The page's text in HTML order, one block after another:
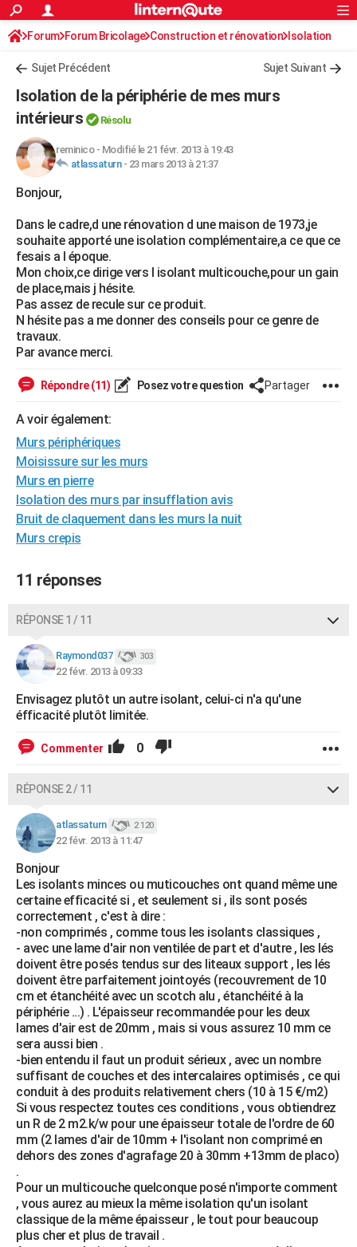
ACTUALITÉS
Politique
Société
Faits Divers
Education
Monde
Villes
+
Programme TV
TNTStreaming
Cinéma
Sorties cinéma
Musique
+FINANCE
Retraite
Impôts
Epargne
Immobilier
Risques naturels par ville
Banque
Assurance
Crédit
AUTO
Essais
Réserver un essai
Citadines
Berlines
SUV
Forum auto
HIGH-TECH
Forum
Aménagement intérieur
Extérieur
Cuisine
Salle de bains
Jardinage
Rangement
WEEK-END
Guides de France
Escapades
Patrimoine
Expositions
Musées
Week-end nature
+LIFESTYLE
Art de vivre
Bien-être
Loisirs
Mode
Modes de vie
SANTE
Alimentation
Guide de la santé
Maladies
Médicaments
Sommeil
VOYAGE
PHOTO
BONS PLANS
CARTE DE VOEUX
Carte de Noël
Carte Bonne année
Carte Saint-Valentin
Carte Pâques
Carte d'anniversaire
DICTIONNAIRE
Dictionnaire
Biographies
Citations
Expressions
Proverbes
PROGRAMME TV
Bricolage
Lifestyle
Culture
Sport
Auto
Television
Voyage
Cinema
Rechercher
S'inscrire
Connexion
Forum Forum Bricolage Construction et rénovation Isolation
Sujet Précédent Sujet Suivant
Isolation de la périphérie de mes murs
intérieurs
Résolu
reminico- Modifié le 21 févr. 2013 à 19:43
atlassaturn- 23 mars 2013 à 21:37
Bonjour,
Dans le cadre,d une rénovation d une maison de 1973,je
souhaite apporté une isolation complémentaire,a ce que ce
fesais a l époque.
Mon choix,ce dirige vers l isolant multicouche,pour un gain
de place,mais j hésite.
Pas assez de recule sur ce produit.
N hésite pas a me donner des conseils pour ce genre de
travaux.
Par avance merci.
Répondre (11) Posez votre question Partager
A voir également:
Murs périphériques
Moisissure sur les murs
Murs en pierre
Isolation des murs par insufflation avis
Bruit de claquement dans les murs la nuit
Murs crepis
11 réponses
RÉPONSE 1 / 11
Raymond037 303
22 févr. 2013 à 09:33
Envisagez plutôt un autre isolant, celui-ci n'a qu'une
éfficacité plutôt limitée.
Commenter 0
RÉPONSE 2 / 11
atlassaturn 2 120
22 févr. 2013 à 11:47
Bonjour
Les isolants minces ou muticouches ont quand même une
certaine efficacité si , et seulement si , ils sont posés
correctement , c'est à dire :
-non comprimés , comme tous les isolants classiques ,
- avec une lame d'air non ventilée de part et d'autre , les lés
doivent être posés tendus sur des liteaux support , les lés
doivent être parfaitement jointoyés (recouvrement de 10
cm et étanchéité avec un scotch alu , étanchéité à la
périphérie ...) . L'épaisseur recommandée pour les deux
lames d'air est de 20mm , mais si vous assurez 10 mm ce
sera aussi bien .
-bien entendu il faut un produit sérieux , avec un nombre
suffisant de couches et des intercalaires optimisés , ce qui
conduit à des produits relativement chers (10 à 15 €/m2)
Si vous respectez toutes ces conditions , vous obtiendrez
un R de 2 m2.k/w pour une épaisseur totale de l'ordre de 60
mm (2 lames d'air de 10mm + l'isolant non comprimé en
dehors des zones d'agrafage 20 à 30mm +13mm de placo)
.
Pour un multicouche quelconque posé n'importe comment
, vous aurez au mieux la même isolation qu'un isolant
classique de la même épaisseur , le tout pour beaucoup
plus cher et plus de travail .